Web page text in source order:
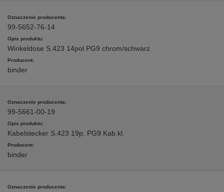
99-5652-76-14
Winkeldose S.423 14pol PG9 chrom/schwarz
binder
99-5661-00-19
Kabelstecker S.423 19p. PG9 Kab.kl.
binder